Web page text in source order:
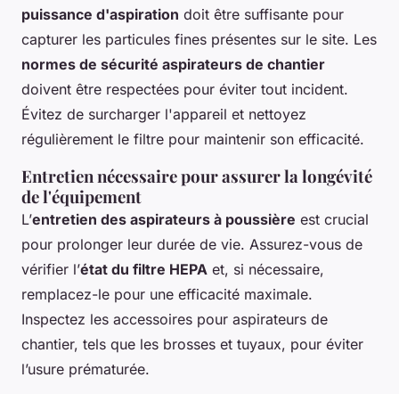
puissance d'aspiration doit être suffisante pour
capturer les particules fines présentes sur le site. Les
normes de sécurité aspirateurs de chantier
doivent être respectées pour éviter tout incident.
Évitez de surcharger l'appareil et nettoyez
régulièrement le filtre pour maintenir son efficacité.
Entretien nécessaire pour assurer la longévité
de l'équipement
L’entretien des aspirateurs à poussière est crucial
pour prolonger leur durée de vie. Assurez-vous de
vérifier l’état du filtre HEPA et, si nécessaire,
remplacez-le pour une efficacité maximale.
Inspectez les accessoires pour aspirateurs de
chantier, tels que les brosses et tuyaux, pour éviter
l’usure prématurée.